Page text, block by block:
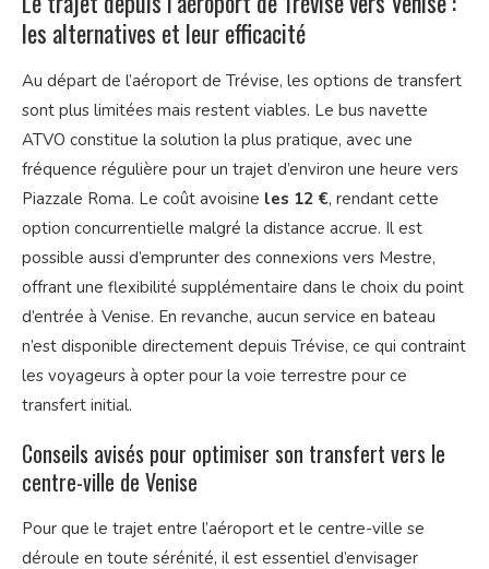
les alternatives et leur efficacité
Au départ de l’aéroport de Trévise, les options de transfert
sont plus limitées mais restent viables. Le bus navette
ATVO constitue la solution la plus pratique, avec une
fréquence régulière pour un trajet d’environ une heure vers
Piazzale Roma. Le coût avoisine les 12 €, rendant cette
option concurrentielle malgré la distance accrue. Il est
possible aussi d’emprunter des connexions vers Mestre,
offrant une flexibilité supplémentaire dans le choix du point
d’entrée à Venise. En revanche, aucun service en bateau
n’est disponible directement depuis Trévise, ce qui contraint
les voyageurs à opter pour la voie terrestre pour ce
transfert initial.
Conseils avisés pour optimiser son transfert vers le
centre-ville de Venise
Pour que le trajet entre l’aéroport et le centre-ville se
déroule en toute sérénité, il est essentiel d’envisager